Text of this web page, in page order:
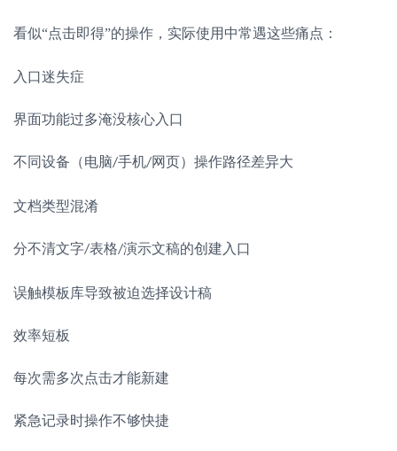
看似“点击即得”的操作，实际使用中常遇这些痛点：
入口迷失症
界面功能过多淹没核心入口
不同设备（电脑/手机/网页）操作路径差异大
文档类型混淆
分不清文字/表格/演示文稿的创建入口
误触模板库导致被迫选择设计稿
效率短板
每次需多次点击才能新建
紧急记录时操作不够快捷